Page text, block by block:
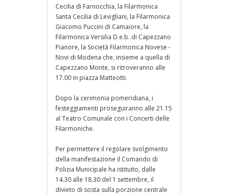
Cecilia di Farnocchia, la Filarmonica
Santa Cecilia di Levigliani, la Filarmonica
Giacomo Puccini di Camaiore, la
Filarmonica Versilia D.e.b. di Capezzano
Pianore, la Società Filarmonica Novese -
Novi di Modena che, insieme a quella di
Capezzano Monte, si ritroveranno alle
17.00 in piazza Matteotti.
Dopo la cerimonia pomeridiana, i
festeggiamenti proseguiranno alle 21.15
al Teatro Comunale con i Concerti delle
Filarmoniche.
Per permettere il regolare svolgimento
della manifestazione il Comando di
Polizia Municipale ha istituito, dalle
14.30 alle 18.30 del 1 settembre, il
divieto di sosta sulla porzione centrale